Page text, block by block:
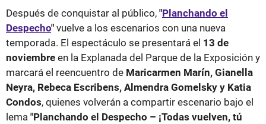
Después de conquistar al público, "Planchando el
Despecho" vuelve a los escenarios con una nueva
temporada. El espectáculo se presentará el 13 de
noviembre en la Explanada del Parque de la Exposición y
marcará el reencuentro de Maricarmen Marín, Gianella
Neyra, Rebeca Escribens, Almendra Gomelsky y Katia
Condos, quienes volverán a compartir escenario bajo el
lema "Planchando el Despecho – ¡Todas vuelven, tú